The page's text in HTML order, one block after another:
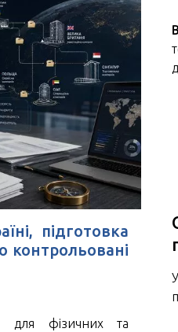
підготовка
контрольовані
для фізичних та